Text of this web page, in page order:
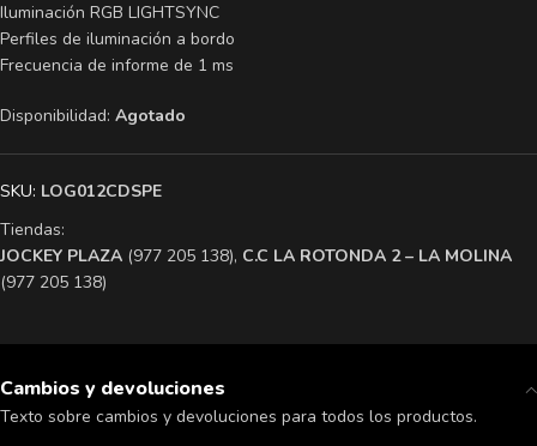
Iluminación RGB LIGHTSYNC
Perfiles de iluminación a bordo
Frecuencia de informe de 1 ms
Disponibilidad: Agotado
SKU: LOG012CDSPE
Tiendas:
​JOCKEY PLAZA (977 205 138), ​C.C LA ROTONDA 2 – LA MOLINA
(977 205 138)
Cambios y devoluciones
Texto sobre cambios y devoluciones para todos los productos.